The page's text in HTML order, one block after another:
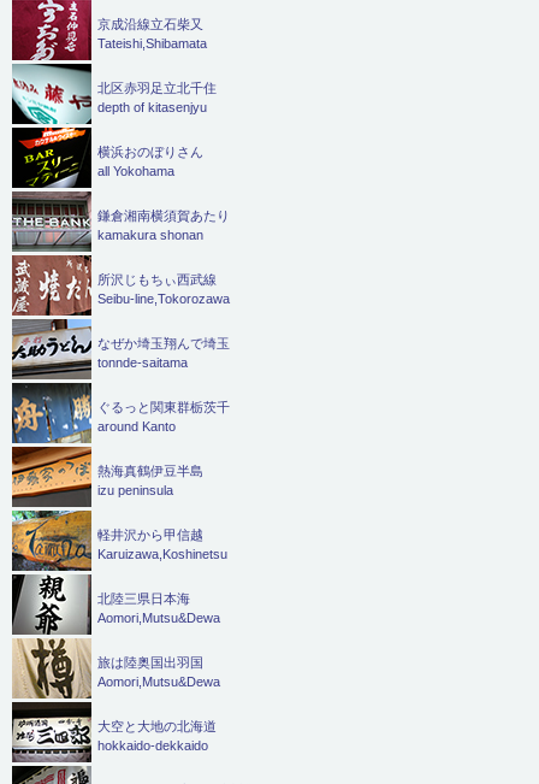
京成沿線立石柴又
Tateishi,Shibamata
北区赤羽足立北千住
depth of kitasenjyu
横浜おのぼりさん
all Yokohama
鎌倉湘南横須賀あたり
kamakura shonan
所沢じもちぃ西武線
Seibu-line,Tokorozawa
なぜか埼玉翔んで埼玉
tonnde-saitama
ぐるっと関東群栃茨千
around Kanto
熱海真鶴伊豆半島
izu peninsula
軽井沢から甲信越
Karuizawa,Koshinetsu
北陸三県日本海
Aomori,Mutsu&Dewa
旅は陸奥国出羽国
Aomori,Mutsu&Dewa
大空と大地の北海道
hokkaido-dekkaido